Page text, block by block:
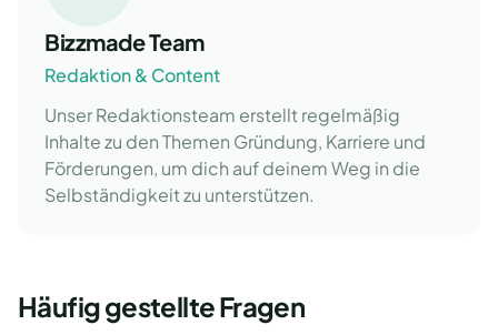
Bizzmade Team
Redaktion & Content
Unser Redaktionsteam erstellt regelmäßig
Inhalte zu den Themen Gründung, Karriere und
Förderungen, um dich auf deinem Weg in die
Selbständigkeit zu unterstützen.
Häufig gestellte Fragen